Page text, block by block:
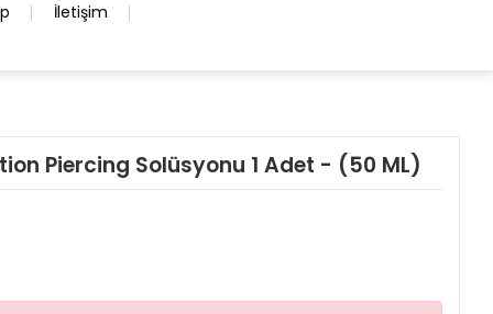
İletişim
Piercing Solüsyonu 1 Adet - (50 ML)